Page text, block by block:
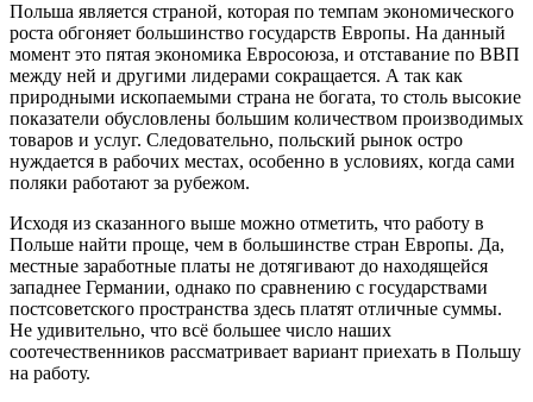
Польша является страной, которая по темпам экономического
роста обгоняет большинство государств Европы. На данный
момент это пятая экономика Евросоюза, и отставание по ВВП
между ней и другими лидерами сокращается. А так как
природными ископаемыми страна не богата, то столь высокие
показатели обусловлены большим количеством производимых
товаров и услуг. Следовательно, польский рынок остро
нуждается в рабочих местах, особенно в условиях, когда сами
поляки работают за рубежом.
Исходя из сказанного выше можно отметить, что работу в
Польше найти проще, чем в большинстве стран Европы. Да,
местные заработные платы не дотягивают до находящейся
западнее Германии, однако по сравнению с государствами
постсоветского пространства здесь платят отличные суммы.
Не удивительно, что всё большее число наших
соотечественников рассматривает вариант приехать в Польшу
на работу.